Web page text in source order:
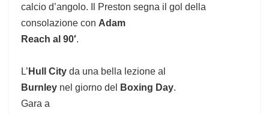
calcio d’angolo. Il Preston segna il gol della
consolazione con Adam
Reach al 90′.
L’ Hull City da una bella lezione al
Burnley nel giorno del Boxing Day.
Gara a